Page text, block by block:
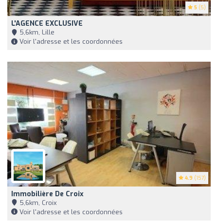
5 (5)
L'AGENCE EXCLUSIVE
5,6km, Lille
Voir l'adresse et les coordonnées
4.9 (157)
Immobilière De Croix
5,6km, Croix
Voir l'adresse et les coordonnées